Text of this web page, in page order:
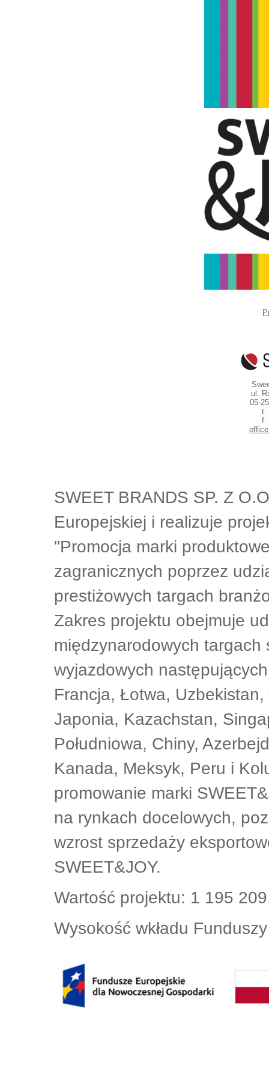
ul.
05-
t:
f:
SWEET BRANDS SP. Z
Europejskiej i realizuje
"Promocja marki
zagranicznych poprzez
prestiżowych targach
Zakres projektu obejmuje
międzynarodowych targach
wyjazdowych
Francja, Łotwa,
Japonia, Kazachstan,
Południowa, Chiny,
Kanada, Meksyk, Peru i
promowanie marki
na rynkach docelowych,
wzrost sprzedaży
SWEET&JOY.
Wartość projektu: 1 195
Wysokość wkładu